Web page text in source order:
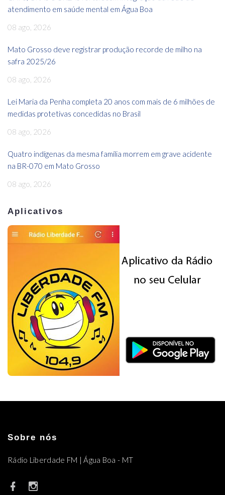
atendimento em saúde mental em Água Boa
08 ago, 2026
Mato Grosso deve registrar produção recorde de milho na
safra 2025/26
08 ago, 2026
Lei Maria da Penha completa 20 anos com mais de 6 milhões de
medidas protetivas concedidas no Brasil
08 ago, 2026
Quatro indígenas da mesma família morrem em grave acidente
na BR-070 em Mato Grosso
08 ago, 2026
Aplicativos
Sobre nós
Rádio Liberdade FM | Água Boa - MT